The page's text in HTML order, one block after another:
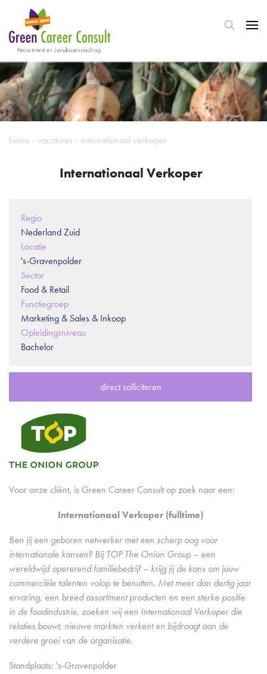
home › vacatures › internationaal verkoper
Internationaal Verkoper
Regio
Nederland Zuid
Locatie
's-Gravenpolder
Sector
Food & Retail
Functiegroep
Marketing & Sales & Inkoop
Opleidingsniveau
Bachelor
direct solliciteren
Voor onze cliënt, is Green Career Consult op zoek naar een:
Internationaal Verkoper (fulltime)
Ben jij een geboren netwerker met een scherp oog voor
internationale kansen? Bij TOP The Onion Group – een
wereldwijd opererend familiebedrijf – krijg jij de kans om jouw
commerciële talenten volop te benutten. Met meer dan dertig jaar
ervaring, een breed assortiment producten en een sterke positie
in de foodindustrie, zoeken wij een Internationaal Verkoper die
relaties bouwt, nieuwe markten verkent en bijdraagt aan de
verdere groei van de organisatie.
Standplaats: 's-Gravenpolder